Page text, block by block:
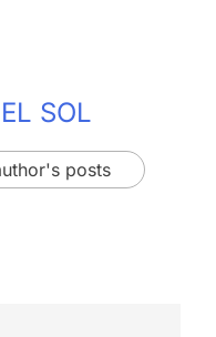
SOL
posts